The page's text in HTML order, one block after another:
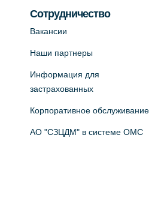
Сотрудничество
Вакансии
Наши партнеры
Информация для
застрахованных
Корпоративное обслуживание
АО "СЗЦДМ" в системе ОМС